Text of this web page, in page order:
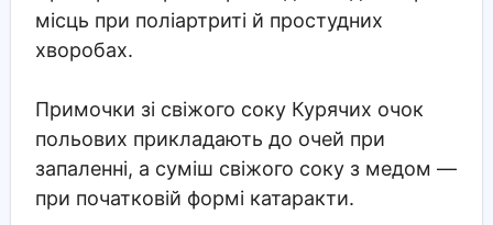
місць при поліартриті й простудних
хворобах.
Примочки зі свіжого соку Курячих очок
польових прикладають до очей при
запаленні, а суміш свіжого соку з медом —
при початковій формі катаракти.